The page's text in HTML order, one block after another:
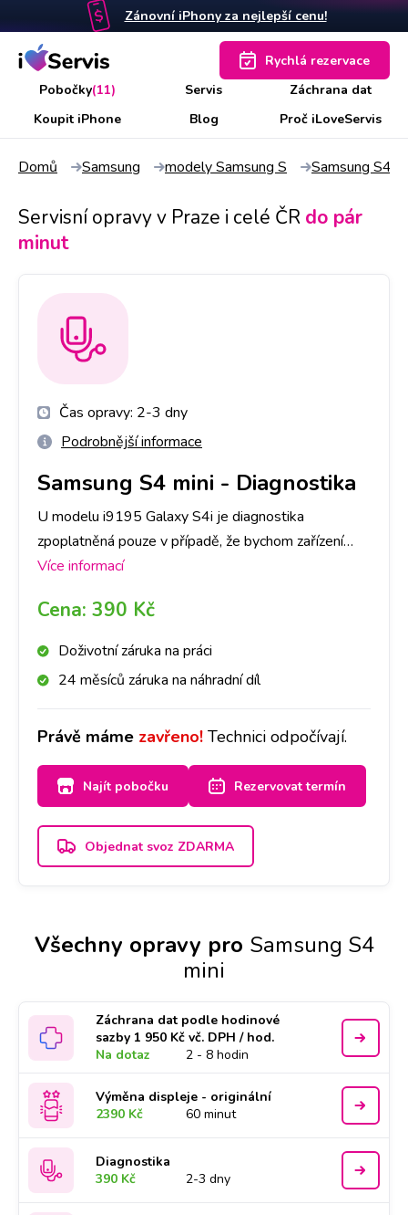
Zánovní iPhony za nejlepší cenu!
Pobočky(11) Servis
Záchrana dat
Koupit iPhone
Blog Proč iLoveServis
Rychlá rezervace
Domů Samsung modely Samsung S Samsung S4
Servisní opravy v Praze i celé ČR do pár
minut
Čas opravy: 2-3 dny
Podrobnější informace
Samsung S4 mini - Diagnostika
U modelu i9195 Galaxy S4i je diagnostika
zpoplatněná pouze v případě, že bychom zařízení
následně neopravovali a to částkou dle ceníku. V
Primárně je nutné provedení diagnostiky u nás na
pobočce, abychom dokázali přesně určit, co danou
závadu způsobuje. Následně, po jejím provedení, se
s Vámi spojíme a domluvíme se ohledně dalšího
provádět nebudeme. Při diagnostice záleží také na
míře poškození Vašeho i9195 Galaxy S4i, časově
cca na 1-3 dny.
Více informací
Cena: 390 Kč
Doživotní záruka na práci
24 měsíců záruka na náhradní díl
Právě máme zavřeno! Technici odpočívají.
Najít pobočku Rezervovat termín
Objednat svoz ZDARMA
Všechny opravy pro Samsung S4
mini
Záchrana dat podle hodinové
sazby 1 950 Kč vč. DPH / hod.
Na dotaz
2 - 8 hodin
Výměna displeje - originální
2390 Kč
60 minut
Diagnostika
390 Kč
2-3 dny